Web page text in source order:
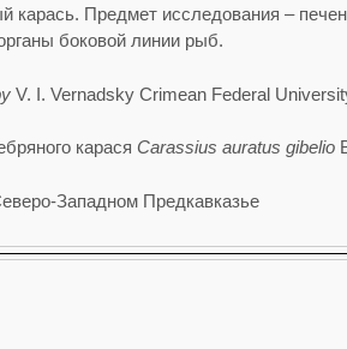
карась. Предмет исследования –
боковой линии рыб.
V. I. Vernadsky Crimean Federal
карася Carassius auratus gibelio
Западном Предкавказье